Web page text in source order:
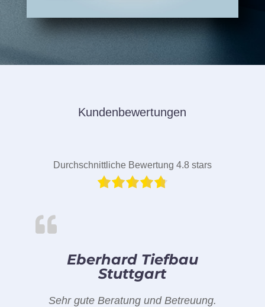
Kundenbewertungen
Durchschnittliche Bewertung 4.8 stars
Eberhard Tiefbau
Stuttgart
Sehr gute Beratung und Betreuung.